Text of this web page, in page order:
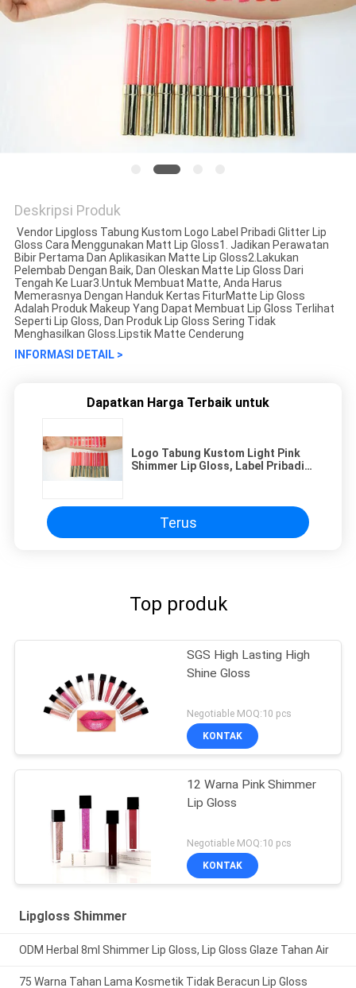
Deskripsi Produk
Vendor Lipgloss Tabung Kustom Logo Label Pribadi Glitter Lip
Gloss Cara Menggunakan Matt Lip Gloss1. Jadikan Perawatan
Bibir Pertama Dan Aplikasikan Matte Lip Gloss2.Lakukan
Pelembab Dengan Baik, Dan Oleskan Matte Lip Gloss Dari
Tengah Ke Luar3.Untuk Membuat Matte, Anda Harus
Memerasnya Dengan Handuk Kertas FiturMatte Lip Gloss
Adalah Produk Makeup Yang Dapat Membuat Lip Gloss Terlihat
Seperti Lip Gloss, Dan Produk Lip Gloss Sering Tidak
Menghasilkan Gloss.Lipstik Matte Cenderung
INFORMASI DETAIL >
Dapatkan Harga Terbaik untuk
Logo Tabung Kustom Light Pink
Shimmer Lip Gloss, Label Pribadi
Terus
Top produk
SGS High Lasting High
Shine Gloss
Negotiable MOQ:10 pcs
KONTAK
12 Warna Pink Shimmer
Lip Gloss
Negotiable MOQ:10 pcs
KONTAK
Lipgloss Shimmer
ODM Herbal 8ml Shimmer Lip Gloss, Lip Gloss Glaze Tahan Air
75 Warna Tahan Lama Kosmetik Tidak Beracun Lip Gloss